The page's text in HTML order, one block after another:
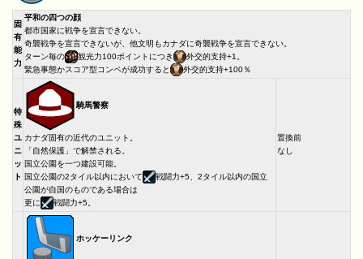
固
有
能
力
平和の四つの顔
都市国家に戦争を宣言できない。
奇襲戦争を宣言できないが、他文明もカナダに奇襲戦争を宣言できない。
ターン毎の
観光力100ポイントにつき
外交的支持+1。
緊急事態かスコア型コンペが成功すると
外交的支持+100％
特
殊
ユ
ニ
ッ
ト
騎馬警察
カナダ固有の近代のユニット。
「自然保護」で解禁される。
国立公園を一つ建設可能。
国立公園の2タイル以内において
戦闘力+5、2タイル以内の国立
公園が自国のものである場合は
更に
戦闘力+5。
置換前
なし
ホッケーリンク